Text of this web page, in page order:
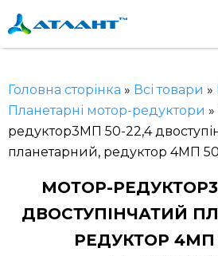
Головна сторінка » Всі товари »
Планетарні мотор-редуктори »
редуктор3МП 50-22,4
планетарний, редуктор 4МП
МОТОР-
ДВОСТУПІНЧАТИЙ
РЕДУКТОР 4МП